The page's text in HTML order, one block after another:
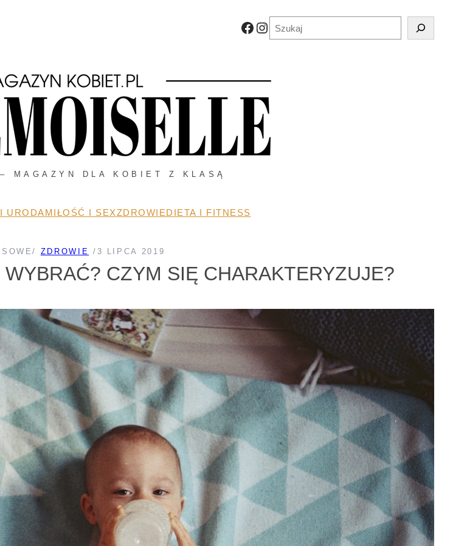
Facebook
Instagram
MAGAZYN DLA KOBIET Z KLASĄ
URODAMIŁOŚĆ I SEXZDROWIEDIETA I FITNESS
/ ZDROWIE / 3 LIPCA 2019
CZYM SIĘ CHARAKTERYZUJE?